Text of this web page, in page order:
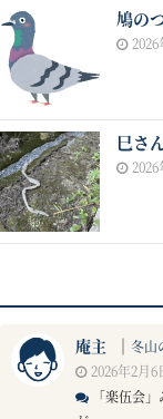
鳩の
巳さ
庵主 ｜ 冬山
2026年2月6
「楽伍会